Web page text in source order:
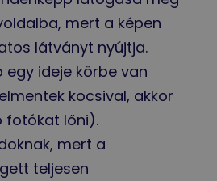
mert a képen
látványt nyújtja.
egy ideje körbe van
kocsival, akkor
fotókat lőni).
mert a
teljesen